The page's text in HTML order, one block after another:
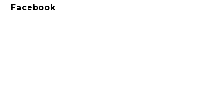
Facebook